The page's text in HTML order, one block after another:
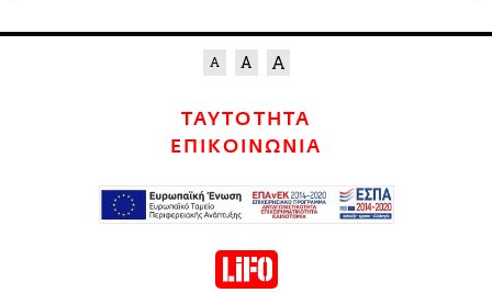
ΤΑΥΤΟΤΗΤΑ
ΕΠΙΚΟΙΝΩΝΙΑ